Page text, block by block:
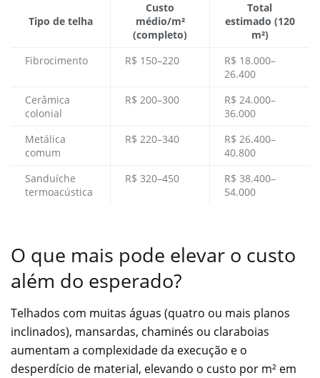
Tipo de telha
Custo
médio/m²
(completo)
Total
estimado (120
m²)
Fibrocimento
R$ 150–220
R$ 18.000–
26.400
Cerâmica
colonial
R$ 200–300
R$ 24.000–
36.000
Metálica
comum
R$ 220–340
R$ 26.400–
40.800
Sanduíche
termoacústica
R$ 320–450
R$ 38.400–
54.000
O que mais pode elevar o custo
além do esperado?
Telhados com muitas águas (quatro ou mais planos
inclinados), mansardas, chaminés ou claraboias
aumentam a complexidade da execução e o
desperdício de material, elevando o custo por m² em